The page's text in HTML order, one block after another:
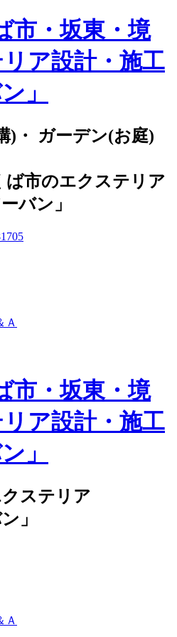
)・ ガーデン(お庭)
ば市のエクステリア
バン」
ステリア
」